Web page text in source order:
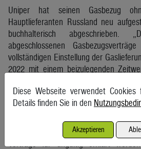
Uniper hat seinen Gasbezug
Hauptlieferanten Russland neu
buchhalterisch abgeschrieben.
abgeschlossenen
vollständigen Einstellung der
2022 mit einem beizulegenden
Uniper versucht derzeit, vor
Stockholm von Gazprom
Schadenersatz zu erstreiten, Insidern
Euro. Sollte Uniper vor Gericht
Diese Webseite verwendet Cookies
Details finden Sie in den
Akzeptieren